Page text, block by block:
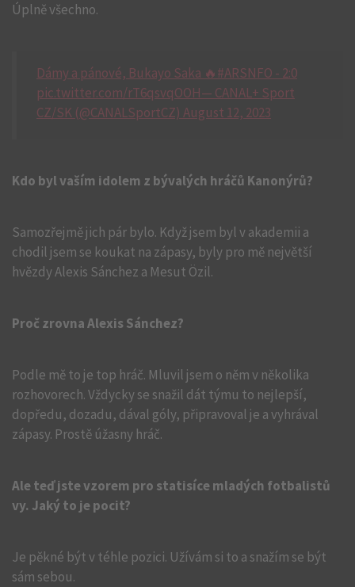
Úplně všechno.
Dámy a pánové, Bukayo Saka 🔥#ARSNFO - 2:0
pic.twitter.com/rT6qsvqOOH— CANAL+ Sport
CZ/SK (@CANALSportCZ) August 12, 2023
Kdo byl vaším idolem z bývalých hráčů Kanonýrů?
Samozřejmě jich pár bylo. Když jsem byl v akademii a
chodil jsem se koukat na zápasy, byly pro mě největší
hvězdy Alexis Sánchez a Mesut Özil.
Proč zrovna Alexis Sánchez?
Podle mě to je top hráč. Mluvil jsem o něm v několika
rozhovorech. Vždycky se snažil dát týmu to nejlepší,
dopředu, dozadu, dával góly, připravoval je a vyhrával
zápasy. Prostě úžasny hráč.
Ale teď jste vzorem pro statisíce mladých fotbalistů
vy. Jaký to je pocit?
Je pěkné být v téhle pozici. Užívám si to a snažím se být
sám sebou.